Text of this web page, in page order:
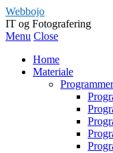
Webbojo
IT og Fotografering
Menu Close
Home
Materiale